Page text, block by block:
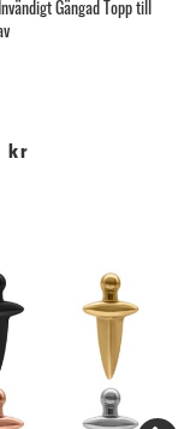
Gängad Topp till
kr